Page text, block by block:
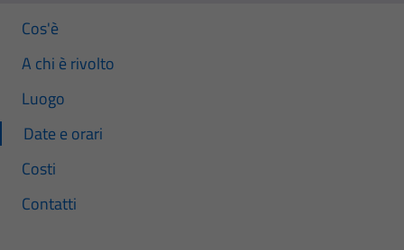
Cos'è
A chi è rivolto
Luogo
Date e orari
Costi
Contatti